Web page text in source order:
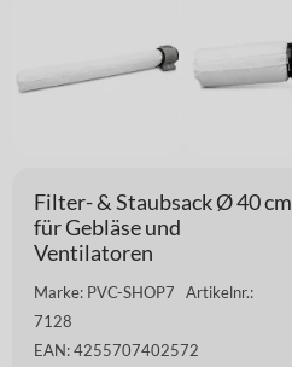
Filter- & Staubsack Ø 40 cm
für Gebläse und
Ventilatoren
Marke: PVC-SHOP7 Artikelnr.:
7128
EAN: 4255707402572